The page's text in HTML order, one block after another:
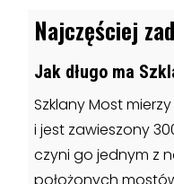
Najczęściej
Jak długo ma
Szklany Most
i jest zawieszony
czyni go jednym z